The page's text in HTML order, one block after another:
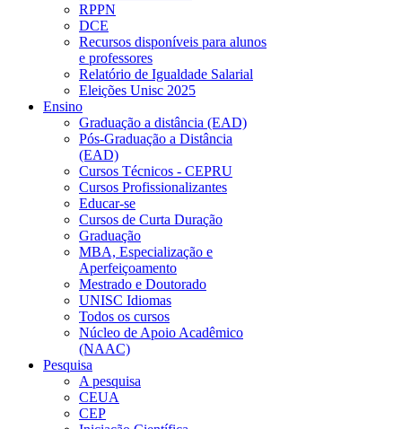
RPPN
DCE
Recursos disponíveis para alunos
e professores
Relatório de Igualdade Salarial
Eleições Unisc 2025
Ensino
Graduação a distância (EAD)
Pós-Graduação a Distância
(EAD)
Cursos Técnicos - CEPRU
Cursos Profissionalizantes
Educar-se
Cursos de Curta Duração
Graduação
MBA, Especialização e
Aperfeiçoamento
Mestrado e Doutorado
UNISC Idiomas
Todos os cursos
Núcleo de Apoio Acadêmico
(NAAC)
Pesquisa
A pesquisa
CEUA
CEP